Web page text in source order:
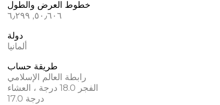
خطوط العرض والطول
٥٠٫٦٠٦, ٦٫٢٩٩
دولة
ألمانيا
طريقة حساب
رابطة العالم الإسلامي
الفجر 18.0 درجة ، العشاء
17.0 درجة